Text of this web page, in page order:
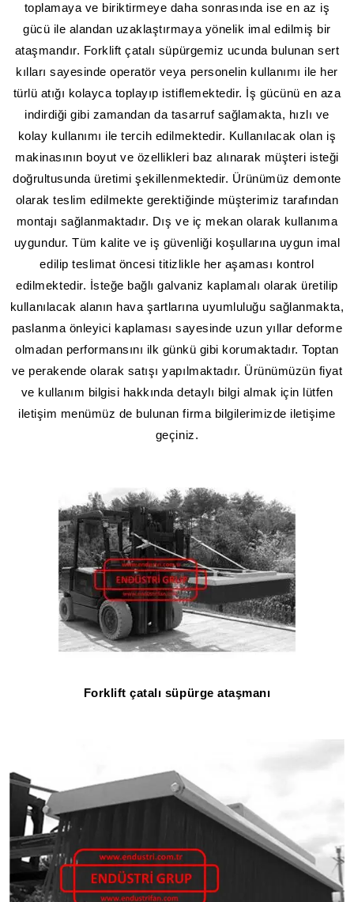
toplamaya ve biriktirmeye daha sonrasında ise en az iş
gücü ile alandan uzaklaştırmaya yönelik imal edilmiş bir
ataşmandır. Forklift çatalı süpürgemiz ucunda bulunan sert
kılları sayesinde operatör veya personelin kullanımı ile her
türlü atığı kolayca toplayıp istiflemektedir. İş gücünü en aza
indirdiği gibi zamandan da tasarruf sağlamakta, hızlı ve
kolay kullanımı ile tercih edilmektedir. Kullanılacak olan iş
makinasının boyut ve özellikleri baz alınarak müşteri isteği
doğrultusunda üretimi şekillenmektedir. Ürünümüz demonte
olarak teslim edilmekte gerektiğinde müşterimiz tarafından
montajı sağlanmaktadır. Dış ve iç mekan olarak kullanıma
uygundur. Tüm kalite ve iş güvenliği koşullarına uygun imal
edilip teslimat öncesi titizlikle her aşaması kontrol
edilmektedir. İsteğe bağlı galvaniz kaplamalı olarak üretilip
kullanılacak alanın hava şartlarına uyumluluğu sağlanmakta,
paslanma önleyici kaplaması sayesinde uzun yıllar deforme
olmadan performansını ilk günkü gibi korumaktadır. Toptan
ve perakende olarak satışı yapılmaktadır. Ürünümüzün fiyat
ve kullanım bilgisi hakkında detaylı bilgi almak için lütfen
iletişim menümüz de bulunan firma bilgilerimizde iletişime
geçiniz.
Forklift çatalı süpürge ataşmanı